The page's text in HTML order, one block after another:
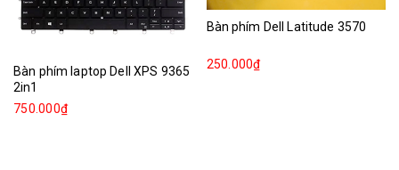
Bàn phím laptop Dell XPS 9365
2in1
750.000₫
Bàn phím Dell Latitude 3570
250.000₫